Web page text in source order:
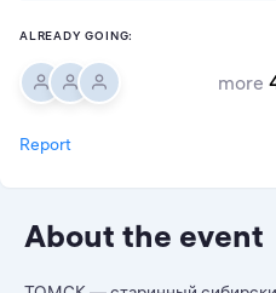
ALREADY GOING:
more
Report
About the event